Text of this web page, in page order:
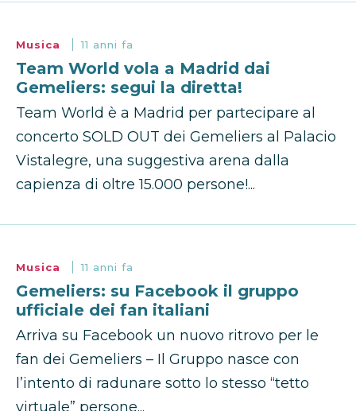
Musica 11 anni fa
Team World vola a Madrid dai
Gemeliers: segui la diretta!
Team World è a Madrid per partecipare al
concerto SOLD OUT dei Gemeliers al Palacio
Vistalegre, una suggestiva arena dalla
capienza di oltre 15.000 persone!...
Musica 11 anni fa
Gemeliers: su Facebook il gruppo
ufficiale dei fan italiani
Arriva su Facebook un nuovo ritrovo per le
fan dei Gemeliers – Il Gruppo nasce con
l’intento di radunare sotto lo stesso “tetto
virtuale” persone...